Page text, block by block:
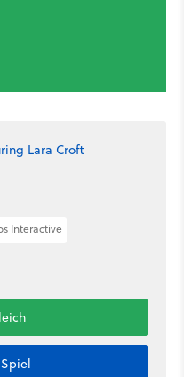
Lara Croft
Interactive